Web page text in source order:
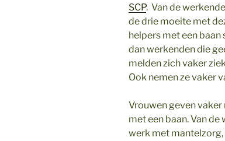
SCP. Van de
de drie moeite met
helpers met een
dan werkenden die
melden zich vaker
Ook nemen ze vaker
Vrouwen geven
met een baan. Van
werk met mantelzorg,